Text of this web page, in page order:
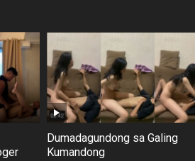
Dumadagundong sa Galing
Kumandong